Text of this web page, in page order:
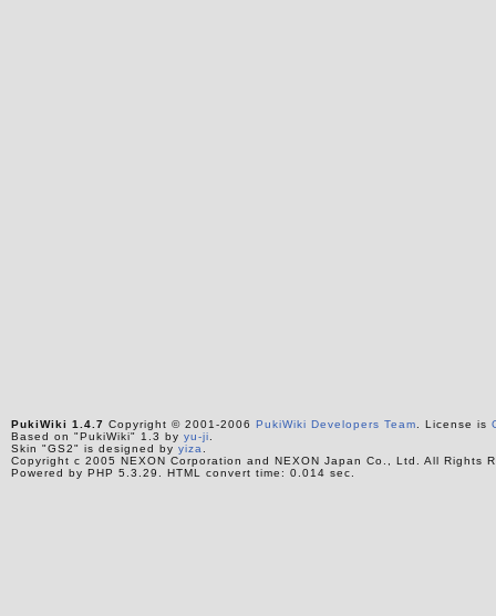
PukiWiki 1.4.7 Copyright © 2001-2006 PukiWiki Developers Team . License is
Based on "PukiWiki" 1.3 by yu-ji
Skin "GS2" is designed by yiza
Copyright c 2005 NEXON Corporation and NEXON Japan Co., Ltd. All Rights
Powered by PHP 5.3.29. HTML convert time: 0.014 sec.